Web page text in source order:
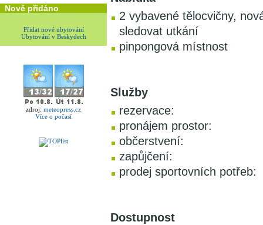
Nově přidáno
Přidat nové ubytování
Ubytování v Beskydech
zdroj: meteopress.cz
Více o počasí
2 vybavené tělocvičny,
sledovat utkání
pinpongová místnost
Služby
rezervace:
pronájem prostor:
občerstvení:
zapůjčení:
prodej sportovních potřeb:
Dostupnost